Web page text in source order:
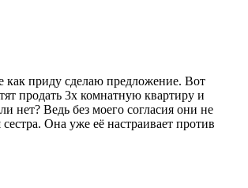
как приду сделаю предложение. Вот
продать 3х комнатную квартиру и
нет? Ведь без моего согласия они не
Она уже её настраивает против